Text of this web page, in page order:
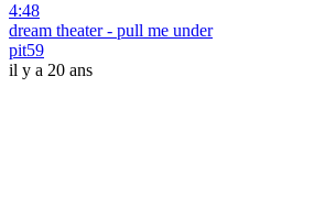
4:48
dream theater - pull me under
pit59
il y a 20 ans